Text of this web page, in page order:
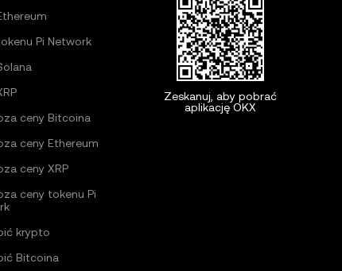
Pi Network
ceny Bitcoina
ceny Ethereum
ceny XRP
ceny tokenu Pi
krypto
Bitcoina
Zeskanuj, aby pobrać
aplikację OKX